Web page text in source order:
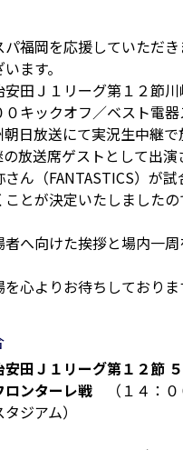
パ福岡を応援していただ
ます。
安田Ｊ１リーグ第１２節
キックオフ／ベスト電器
朝日放送にて実況生中継
放送席ゲストとして出
ん（FANTASTICS）が
とが決定いたしました
へ向けた挨拶と場内一
心よりお待ちしておりま
安田Ｊ１リーグ第１２節
ンターレ戦 （１４：０
ジアム）